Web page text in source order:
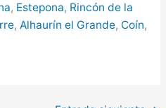
, Estepona, Rincón de la
, Alhaurín el Grande, Coín,